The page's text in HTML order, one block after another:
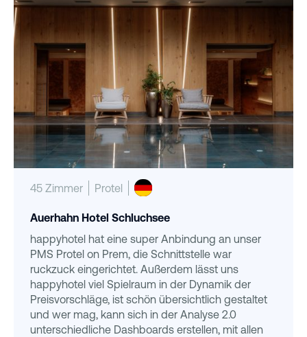
45 Zimmer Protel
Auerhahn Hotel Schluchsee
happyhotel hat eine super Anbindung an unser
PMS Protel on Prem, die Schnittstelle war
ruckzuck eingerichtet. Außerdem lässt uns
happyhotel viel Spielraum in der Dynamik der
Preisvorschläge, ist schön übersichtlich gestaltet
und wer mag, kann sich in der Analyse 2.0
unterschiedliche Dashboards erstellen, mit allen